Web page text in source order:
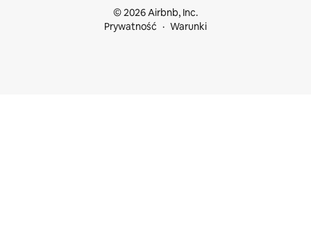
© 2026 Airbnb, Inc.
Prywatność
Warunki